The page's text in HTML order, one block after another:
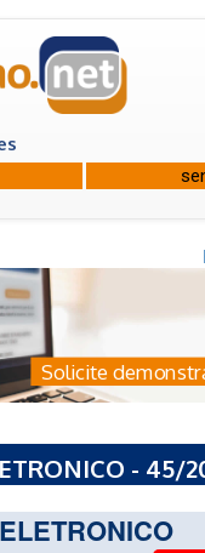
Solicite
- 45/